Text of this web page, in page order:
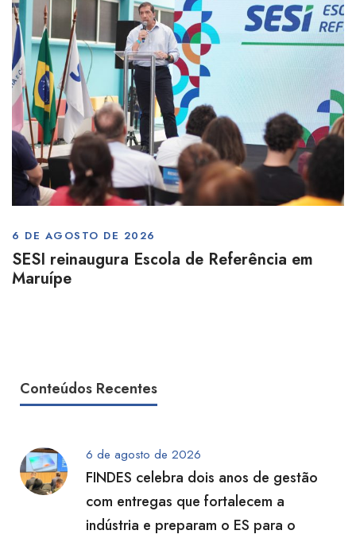
6 DE AGOSTO DE 2026
SESI reinaugura Escola de Referência em
Maruípe
Conteúdos Recentes
6 de agosto de 2026
FINDES celebra dois anos de gestão
com entregas que fortalecem a
indústria e preparam o ES para o